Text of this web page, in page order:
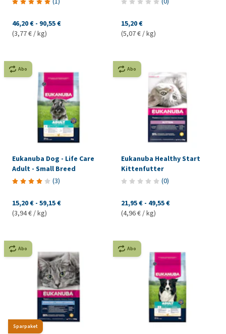
46,20 € - 90,55 €
(3,77 € / kg)
15,20 €
(5,07 € / kg)
Abo
Eukanuba Dog - Life Care
Adult - Small Breed
(3)
15,20 € - 59,15 €
(3,94 € / kg)
Abo
Eukanuba Healthy Start
Kittenfutter
(0)
21,95 € - 49,55 €
(4,96 € / kg)
Sparpaket
Abo Abo